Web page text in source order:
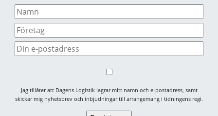
Jag tillåter att Dagens Logistik lagrar mitt namn och e-postadress, samt
skickar mig nyhetsbrev och inbjudningar till arrangemang i tidningens regi.